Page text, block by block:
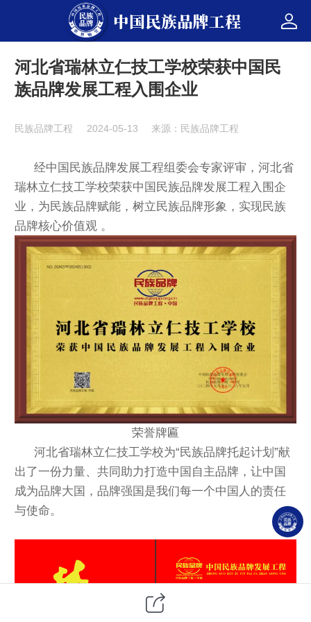
中国民族品牌工程
河北省瑞林立仁技工学校荣获中国民
族品牌发展工程入围企业
民族品牌工程 2024-05-13 来源：民族品牌工程
经中国民族品牌发展工程组委会专家评审，河北省
瑞林立仁技工学校荣获中国民族品牌发展工程入围企
业， 为民族品牌赋能，树立民族品牌形象，实现民族
品牌核心价值观 。
荣誉牌匾
河北省瑞林立仁技工学校为“民族品牌托起计划”献
出了一份力量、共同助力打造中国自主品牌，让中国
成为品牌大国，品牌强国是我们每一个中国人的责任
与使命。